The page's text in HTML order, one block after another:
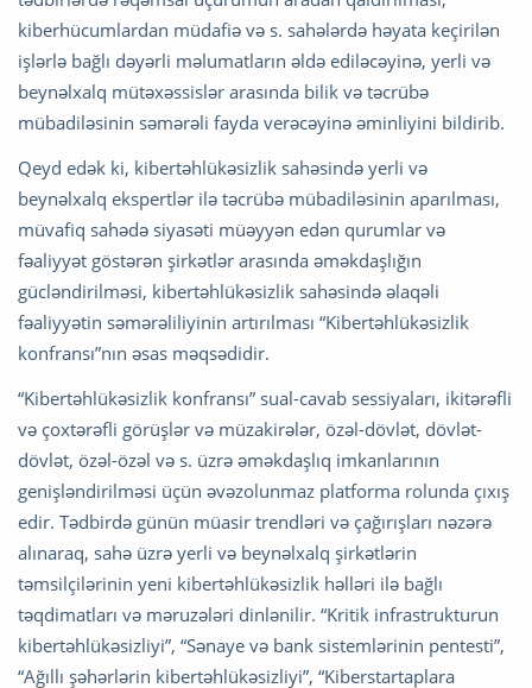
kiberhücumlardan müdafiə və s. sahələrdə həyata keçirilən
işlərlə bağlı dəyərli məlumatların əldə ediləcəyinə, yerli və
beynəlxalq mütəxəssislər arasında bilik və təcrübə
mübadiləsinin səmərəli fayda verəcəyinə əminliyini bildirib.
Qeyd edək ki, kibertəhlükəsizlik sahəsində yerli və
beynəlxalq ekspertlər ilə təcrübə mübadiləsinin aparılması,
müvafiq sahədə siyasəti müəyyən edən qurumlar və
fəaliyyət göstərən şirkətlər arasında əməkdaşlığın
gücləndirilməsi, kibertəhlükəsizlik sahəsində əlaqəli
fəaliyyətin səmərəliliyinin artırılması “Kibertəhlükəsizlik
konfransı”nın əsas məqsədidir.
“Kibertəhlükəsizlik konfransı” sual-cavab sessiyaları, ikitərəfli
və çoxtərəfli görüşlər və müzakirələr, özəl-dövlət, dövlət-
dövlət, özəl-özəl və s. üzrə əməkdaşlıq imkanlarının
genişləndirilməsi üçün əvəzolunmaz platforma rolunda çıxış
edir. Tədbirdə günün müasir trendləri və çağırışları nəzərə
alınaraq, sahə üzrə yerli və beynəlxalq şirkətlərin
təmsilçilərinin yeni kibertəhlükəsizlik həlləri ilə bağlı
təqdimatları və məruzələri dinlənilir. “Kritik infrastrukturun
kibertəhlükəsizliyi”, “Sənaye və bank sistemlərinin pentesti”,
“Ağıllı şəhərlərin kibertəhlükəsizliyi”, “Kiberstartaplara